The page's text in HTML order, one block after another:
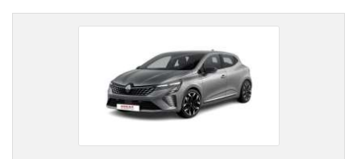
KIRALAMA KOŞULLARI
FILO KIRALAMA